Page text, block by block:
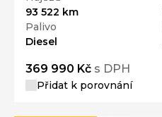
93 522 km
Palivo
Diesel
369 990 Kč s DPH
Přidat k porovnání